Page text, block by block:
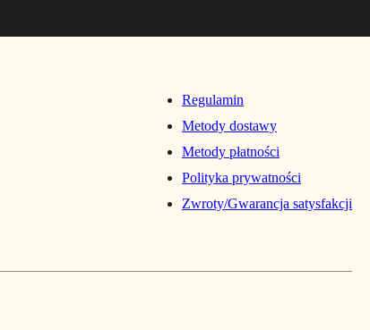
Regulamin
Metody dostawy
Metody płatności
Polityka prywatności
Zwroty/Gwarancja satysfakcji